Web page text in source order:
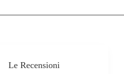
Le Recensioni